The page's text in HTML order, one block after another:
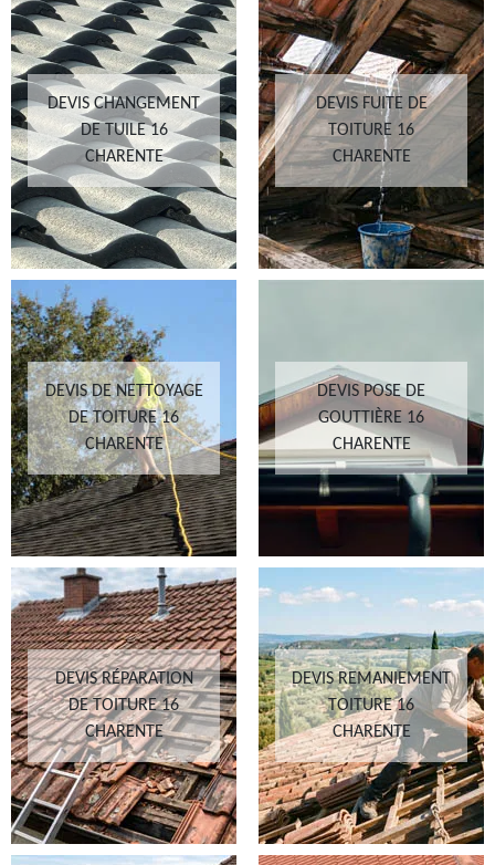
DEVIS CHANGEMENT
DE TUILE 16
CHARENTE
DEVIS FUITE DE
TOITURE 16
CHARENTE
DEVIS DE NETTOYAGE
DE TOITURE 16
CHARENTE
DEVIS POSE DE
GOUTTIÈRE 16
CHARENTE
DEVIS RÉPARATION
DE TOITURE 16
CHARENTE
DEVIS REMANIEMENT
TOITURE 16
CHARENTE